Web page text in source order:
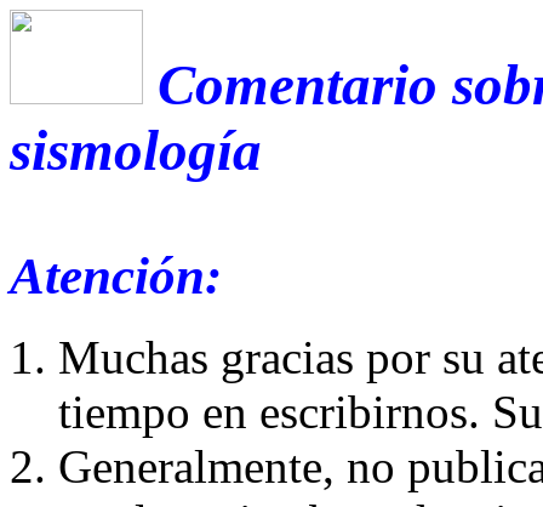
Comentario
sismología
Atención:
Muchas gracias por su
tiempo en escribirnos.
Generalmente, no